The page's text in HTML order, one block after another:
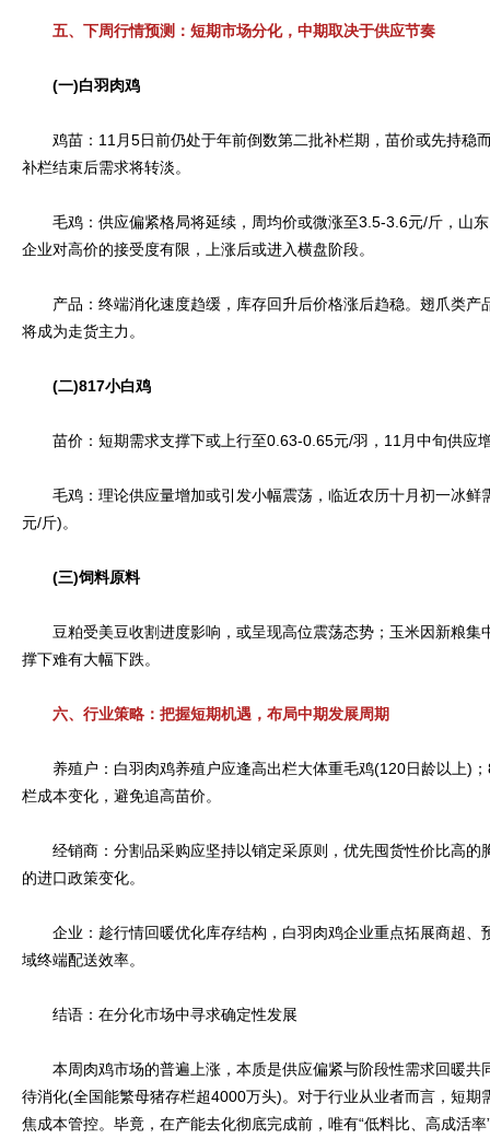
五、下周行情预测：短期市场分化，中期取决于供应节奏
(一)白羽肉鸡
鸡苗：11月5日前仍处于年前倒数第二批补栏期，苗价或先持稳
补栏结束后需求将转淡。
毛鸡：供应偏紧格局将延续，周均价或微涨至3.5-3.6元/斤，山东
企业对高价的接受度有限，上涨后或进入横盘阶段。
产品：终端消化速度趋缓，库存回升后价格涨后趋稳。翅爪类产
将成为走货主力。
(二)817小白鸡
苗价：短期需求支撑下或上行至0.63-0.65元/羽，11月中旬供应
毛鸡：理论供应量增加或引发小幅震荡，临近农历十月初一冰鲜
元/斤)。
(三)饲料原料
豆粕受美豆收割进度影响，或呈现高位震荡态势；玉米因新粮集
撑下难有大幅下跌。
六、行业策略：把握短期机遇，布局中期发展周期
养殖户：白羽肉鸡养殖户应逢高出栏大体重毛鸡(120日龄以上)；
栏成本变化，避免追高苗价。
经销商：分割品采购应坚持以销定采原则，优先囤货性价比高的
的进口政策变化。
企业：趁行情回暖优化库存结构，白羽肉鸡企业重点拓展商超、
域终端配送效率。
结语：在分化市场中寻求确定性发展
本周肉鸡市场的普遍上涨，本质是供应偏紧与阶段性需求回暖共
待消化(全国能繁母猪存栏超4000万头)。对于行业从业者而言，短期
焦成本管控。毕竟，在产能去化彻底完成前，唯有“低料比、高成活